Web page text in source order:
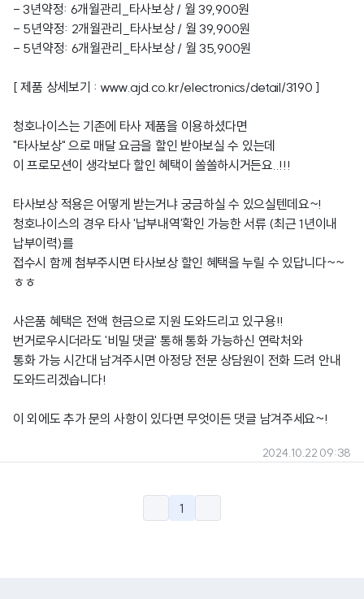
- 3년약정: 6개월관리_타사보상 / 월 39,900원
- 5년약정: 2개월관리_타사보상 / 월 39,900원
- 5년약정: 6개월관리_타사보상 / 월 35,900원
[ 제품 상세보기 : www.ajd.co.kr/electronics/detail/3190 ]
청호나이스는 기존에 타사 제품을 이용하셨다면
"타사보상" 으로 매달 요금을 할인 받아보실 수 있는데
이 프로모션이 생각보다 할인 혜택이 쏠쏠하시거든요..!!!
타사보상 적용은 어떻게 받는거냐 궁금하실 수 있으실텐데요~!
청호나이스의 경우 타사 '납부내역'확인 가능한 서류 (최근 1년이내
납부이력)를
접수시 함께 첨부주시면 타사보상 할인 혜택을 누릴 수 있답니다~~
ㅎㅎ
사은품 혜택은 전액 현금으로 지원 도와드리고 있구용!!
번거로우시더라도 '비밀 댓글' 통해 통화 가능하신 연락처와
통화 가능 시간대 남겨주시면 아정당 전문 상담원이 전화 드려 안내
도와드리겠습니다!
이 외에도 추가 문의 사항이 있다면 무엇이든 댓글 남겨주세요~!
2024.10.22 09:38
1